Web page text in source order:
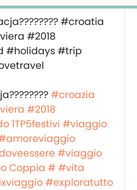
#croazia
#2018
1TP5festivi #viaggio
#viaggio
Coppia ##vita
#exploratutto